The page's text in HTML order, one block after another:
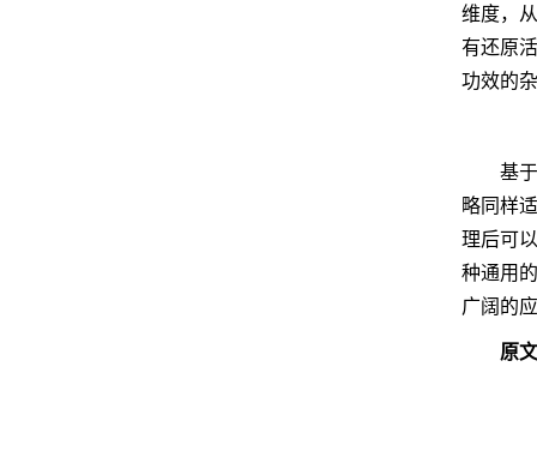
维度，
有还原
功效的
基
略同样
理后可
种通用
广阔的
原